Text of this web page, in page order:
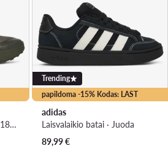
Runfalcon 6 Atr Shoes IH1825 · Bėgimo batai
papildoma -15% Kodas: LAST
Trending
adidas
Laisvalaikio batai · Juoda
89,99€